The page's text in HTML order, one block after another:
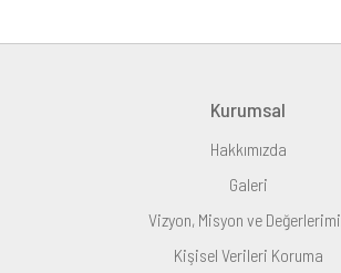
Kurumsal
Hakkımızda
Galeri
Vizyon, Misyon ve
Kişisel Verileri Koruma